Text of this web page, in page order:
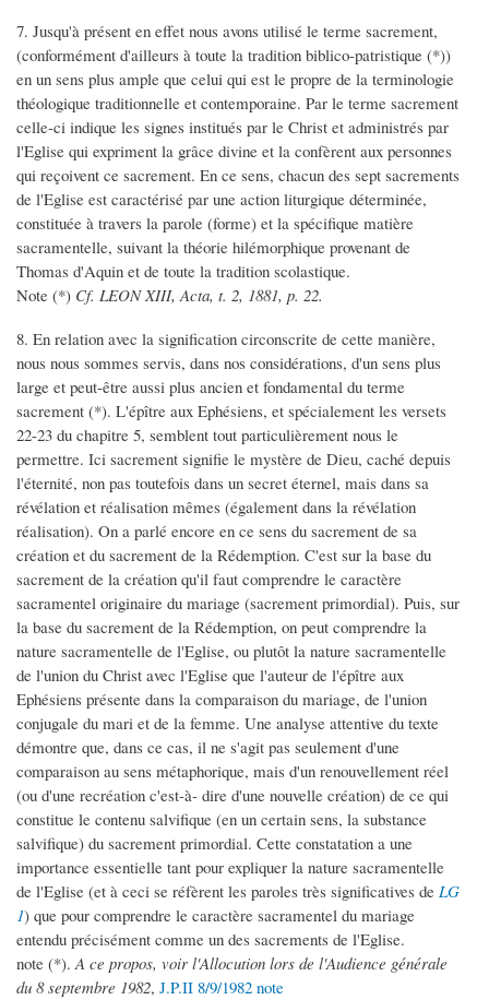
7. Jusqu'à présent en effet nous avons utilisé le terme sacrement,
(conformément d'ailleurs à toute la tradition biblico-patristique (*))
en un sens plus ample que celui qui est le propre de la terminologie
théologique traditionnelle et contemporaine. Par le terme sacrement
celle-ci indique les signes institués par le Christ et administrés par
l'Eglise qui expriment la grâce divine et la confèrent aux personnes
qui reçoivent ce sacrement. En ce sens, chacun des sept sacrements
de l'Eglise est caractérisé par une action liturgique déterminée,
constituée à travers la parole (forme) et la spécifique matière
sacramentelle, suivant la théorie hilémorphique provenant de
Thomas d'Aquin et de toute la tradition scolastique.
Note (*) Cf. LEON XIII, Acta, t. 2, 1881, p. 22.
8. En relation avec la signification circonscrite de cette manière,
nous nous sommes servis, dans nos considérations, d'un sens plus
large et peut-être aussi plus ancien et fondamental du terme
sacrement (*). L'épître aux Ephésiens, et spécialement les versets
22-23 du chapitre 5, semblent tout particulièrement nous le
permettre. Ici sacrement signifie le mystère de Dieu, caché depuis
l'éternité, non pas toutefois dans un secret éternel, mais dans sa
révélation et réalisation mêmes (également dans la révélation
réalisation). On a parlé encore en ce sens du sacrement de sa
création et du sacrement de la Rédemption. C'est sur la base du
sacrement de la création qu'il faut comprendre le caractère
sacramentel originaire du mariage (sacrement primordial). Puis, sur
la base du sacrement de la Rédemption, on peut comprendre la
nature sacramentelle de l'Eglise, ou plutôt la nature sacramentelle
de l'union du Christ avec l'Eglise que l'auteur de l'épître aux
Ephésiens présente dans la comparaison du mariage, de l'union
conjugale du mari et de la femme. Une analyse attentive du texte
démontre que, dans ce cas, il ne s'agit pas seulement d'une
comparaison au sens métaphorique, mais d'un renouvellement réel
(ou d'une recréation c'est-à- dire d'une nouvelle création) de ce qui
constitue le contenu salvifique (en un certain sens, la substance
salvifique) du sacrement primordial. Cette constatation a une
importance essentielle tant pour expliquer la nature sacramentelle
de l'Eglise (et à ceci se réfèrent les paroles très significatives de LG
1) que pour comprendre le caractère sacramentel du mariage
entendu précisément comme un des sacrements de l'Eglise.
note (*).A ce propos, voir l'Allocution lors de l'Audience générale
du 8 septembre 1982, J.P.II 8/9/1982 note